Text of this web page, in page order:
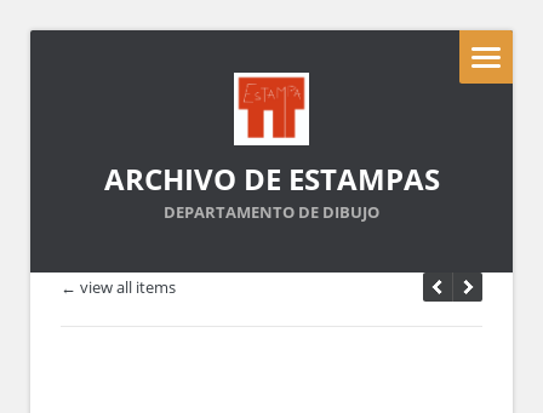
ARCHIVO DE ESTAMPAS
DEPARTAMENTO DE DIBUJO
← view all items